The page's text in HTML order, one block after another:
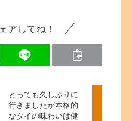
アしてね！
とっても久しぶりに
行きましたが本格的
なタイの味わいは健